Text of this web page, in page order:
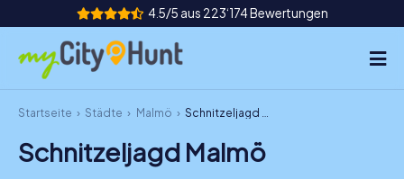
4.5/5 aus 223‘174 Bewertungen
So funktioniert's
Städte
Startseite Städte Malmö Schnitzeljagd Malmö
Schnitzeljagd Malmö